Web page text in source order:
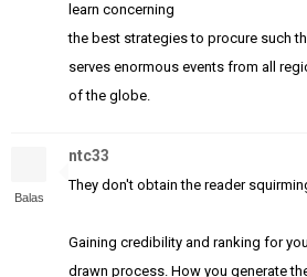
learn concerning
the best strategies to procure such
serves enormous events from all
of the globe.
Balas
ntc33
They don't obtain the reader
Gaining credibility and ranking for
drawn process. How you generate